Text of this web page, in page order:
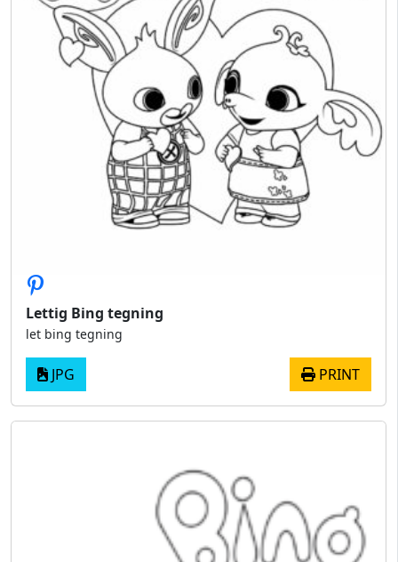
Lettig Bing tegning
let bing tegning
JPG PRINT